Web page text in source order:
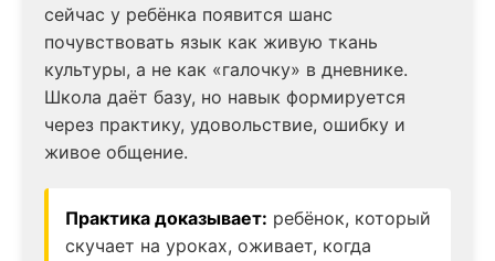
сейчас у ребёнка появится шанс
почувствовать язык как живую ткань
культуры, а не как «галочку» в дневнике.
Школа даёт базу, но навык формируется
через практику, удовольствие, ошибку и
живое общение.
Практика доказывает: ребёнок, который
скучает на уроках, оживает, когда